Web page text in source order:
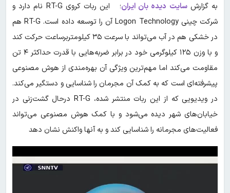
به گزارشسایت دیده بان ایران
؛ این ربات کروی RT-G نام دارد و
شرکت چینی Logon Technology آن را توسعه داده است. RT-G هم
در خشکی هم در آب می‌تواند با سرعت ۳۵ کیلومتربرساعت حرکت کند
و با وزن ۱۲۵ کیلوگرمی خود در برابر ضربه‌هایی با قدرت حداکثر ۴ تن
مقاومت می‌کند اما مهم‌ترین ویژگی آن بهره‌مندی از هوش مصنوعی
پیشرفته‌ای است که به کمک آن مجرمان را شناسایی و دستگیر می‌کند.
در ویدیویی که از این ربات منتشر شده، RT-G درحال گشت‌زنی در
خیابان‌های شهر دیده می‌شود و با کمک هوش مصنوعی می‌تواند
فعالیت‌های مجرمانه را شناسایی کند و به آنها واکنش نشان دهد